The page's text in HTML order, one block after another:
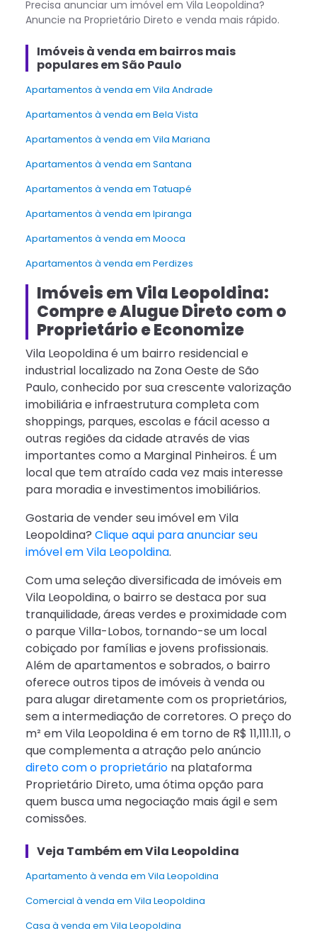
Precisa anunciar um imóvel em Vila Leopoldina?
Anuncie na Proprietário Direto e venda mais rápido.
Imóveis à venda em bairros mais
populares em São Paulo
Apartamentos à venda em Vila Andrade
Apartamentos à venda em Bela Vista
Apartamentos à venda em Vila Mariana
Apartamentos à venda em Santana
Apartamentos à venda em Tatuapé
Apartamentos à venda em Ipiranga
Apartamentos à venda em Mooca
Apartamentos à venda em Perdizes
Imóveis em Vila Leopoldina:
Compre e Alugue Direto com o
Proprietário e Economize
Vila Leopoldina é um bairro residencial e
industrial localizado na Zona Oeste de São
Paulo, conhecido por sua crescente valorização
imobiliária e infraestrutura completa com
shoppings, parques, escolas e fácil acesso a
outras regiões da cidade através de vias
importantes como a Marginal Pinheiros. É um
local que tem atraído cada vez mais interesse
para moradia e investimentos imobiliários.
Gostaria de vender seu imóvel em Vila
Leopoldina? Clique aqui para anunciar seu
imóvel em Vila Leopoldina.
Com uma seleção diversificada de imóveis em
Vila Leopoldina, o bairro se destaca por sua
tranquilidade, áreas verdes e proximidade com
o parque Villa-Lobos, tornando-se um local
cobiçado por famílias e jovens profissionais.
Além de apartamentos e sobrados, o bairro
oferece outros tipos de imóveis à venda ou
para alugar diretamente com os proprietários,
sem a intermediação de corretores. O preço do
m² em Vila Leopoldina é em torno de R$ 11,111.11, o
que complementa a atração pelo anúncio
direto com o proprietário na plataforma
Proprietário Direto, uma ótima opção para
quem busca uma negociação mais ágil e sem
comissões.
Veja Também em Vila Leopoldina
apartamento à venda em Vila Leopoldina
Comercial à venda em Vila Leopoldina
Casa à venda em Vila Leopoldina